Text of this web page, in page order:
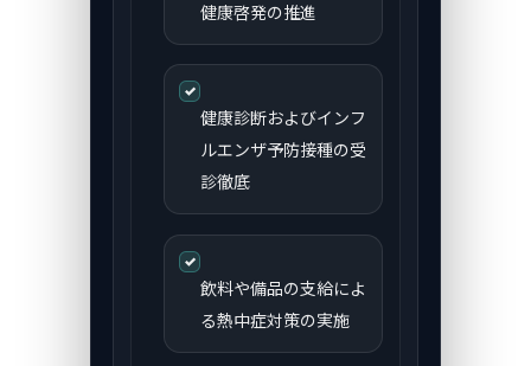
健康啓発の推進
✓
健康診断およびインフ
ルエンザ予防接種の受
診徹底
✓
飲料や備品の支給によ
る熱中症対策の実施